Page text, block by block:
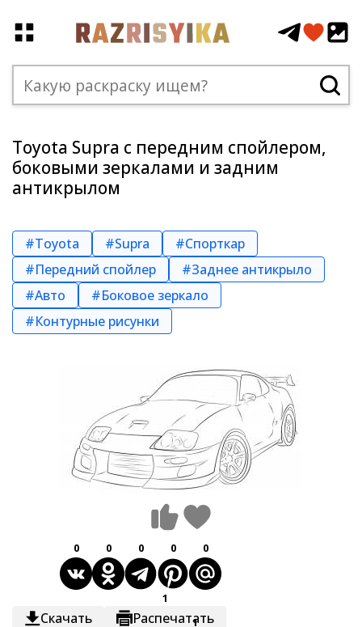
Toyota Supra с передним спойлером,
боковыми зеркалами и задним
антикрылом
#Toyota #Supra
#Спорткар
#Передний спойлер
#Заднее антикрыло
#Авто
#Боковое зеркало
#Контурные рисунки
0 0 0 0 0
Скачать
1
Распечатать
1